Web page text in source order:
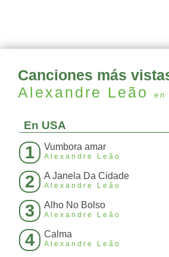
Canciones más
Alexandre Leão
en
En USA
1 Vumbora amar
Alexandre Leão
2 A Janela Da Cidade
Alexandre Leão
3 Alho No Bolso
Alexandre Leão
4 Calma
Alexandre Leão